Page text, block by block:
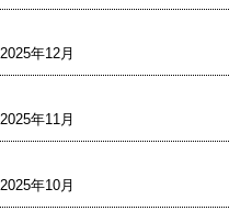
2025年12月
2025年11月
2025年10月